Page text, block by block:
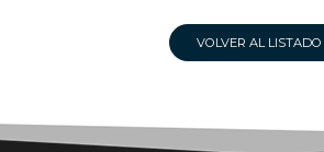
VOLVER AL LISTADO